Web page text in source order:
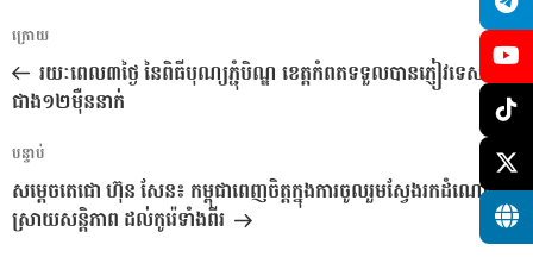
ការ​
នាំទិស​
ប្រកាស
អត្ថបទ
មុន
ក្រោយ
រយៈពេល៣ថ្ងៃ នៃពិធីបុណ្យភ្ជុំបិណ្ឌ ខេត្តកំពតទទួលបានភ្ញៀវទេសចរ
ជាង១២ម៉ឺននាក់
អត្ថបទ
បន្ទាប់
បន្ទាប់
សម្តេចតេជោ ហ៊ុន សែន៖ កម្ពុជាពេញចិត្តក្នុងការចូលរួមស្វែងរកដំណោះ
ស្រាយសន្តិភាព ដល់កូរ៉េទាំងពីរ